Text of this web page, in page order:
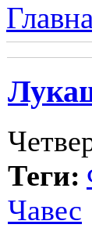
Теги:
Чавес